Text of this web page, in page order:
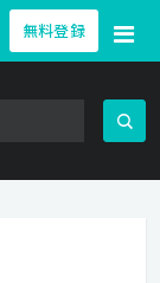
無料登録